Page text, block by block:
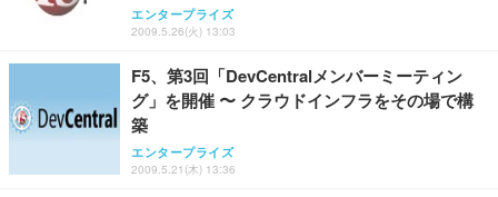
エンタープライズ
2009.5.26(火) 13:03
F5、第3回「DevCentralメンバーミーティン
グ」を開催 〜 クラウドインフラをその場で構
築
エンタープライズ
2009.5.21(木) 13:36